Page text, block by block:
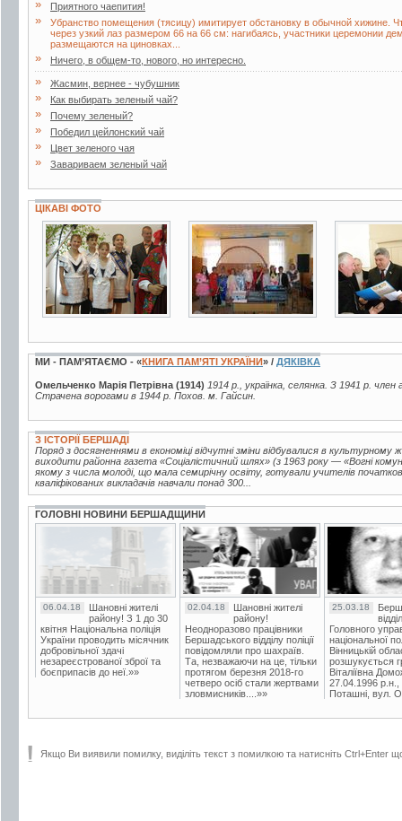
» Приятного чаепития!
»
Убранство помещения (тясицу) имитирует обстановку в обычной хижине.
через узкий лаз размером 66 на 66 см: нагибаясь, участники церемонии
размещаются на циновках...
» Ничего, в общем-то, нового, но интересно.
» Жасмин, вернее - чубушник
» Как выбирать зеленый чай?
» Почему зеленый?
» Победил цейлонский чай
» Цвет зеленого чая
» Завариваем зеленый чай
ЦІКАВІ ФОТО
7 фото 3 фото
МИ - ПАМ’ЯТАЄМО - «КНИГА ПАМ’ЯТІ УКРАЇНИ» / ДЯКІВКА
Омельченко Марія Петрівна (1914) 1914 р., українка, селянка. З 1941 р. член
Страчена ворогами в 1944 р. Похов. м. Гайсин.
З ІСТОРІЇ БЕРШАДІ
Поряд з досягненнями в економіці відчутні зміни відбувалися в
виходити районна газета «Соціалістичний шлях» (з 1963 року — «Вогні
якому з числа молоді, що мала семирічну освіту, готували учителів
кваліфікованих викладачів навчали понад 300...
ГОЛОВНІ НОВИНИ БЕРШАДЩИНИ
06.04.18
Шановні жителі
району! З 1 до 30
квітня Національна поліція
України проводить місячник
добровільної здачі
незареєстрованої зброї та
боєприпасів до неї.»»
02.04.18
Шановні жителі
району!
Неодноразово працівники
Бершадського відділу поліції
повідомляли про шахраїв.
Та, незважаючи на це, тільки
протягом березня 2018-го
четверо осіб стали жертвами
зловмисників....»»
25.03.18
Головного
національної
Вінницькій
розшукується
Віталіївна
27.04.1996 р.н.,
Поташні, вул.
Якщо Ви виявили помилку, виділіть текст з помилкою та натисніть Ctrl+Enter